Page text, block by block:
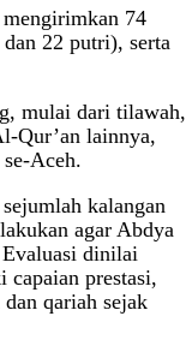
74
22 putri), serta
mulai dari tilawah,
Qur’an lainnya,
Aceh.
kalangan
agar Abdya
dinilai
capaian prestasi,
qariah sejak